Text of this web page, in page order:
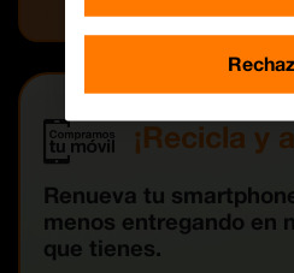
¡Recicla y
Renueva tu
menos entregando en
que tienes.